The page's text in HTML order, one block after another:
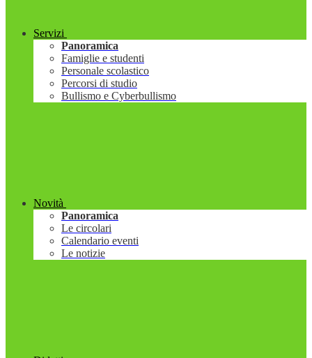
Servizi
Panoramica
Famiglie e studenti
Personale scolastico
Percorsi di studio
Bullismo e Cyberbullismo
Novità
Panoramica
Le circolari
Calendario eventi
Le notizie